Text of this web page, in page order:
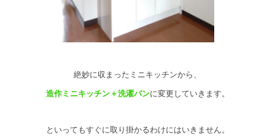
絶妙に収まったミニキッチンから、
造作ミニキッチン＋洗濯パンに変更していきます。
といってもすぐに取り掛かるわけにはいきません。